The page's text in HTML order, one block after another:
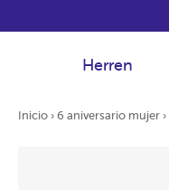
Herren
Inicio ›6 aniversario mujer ›